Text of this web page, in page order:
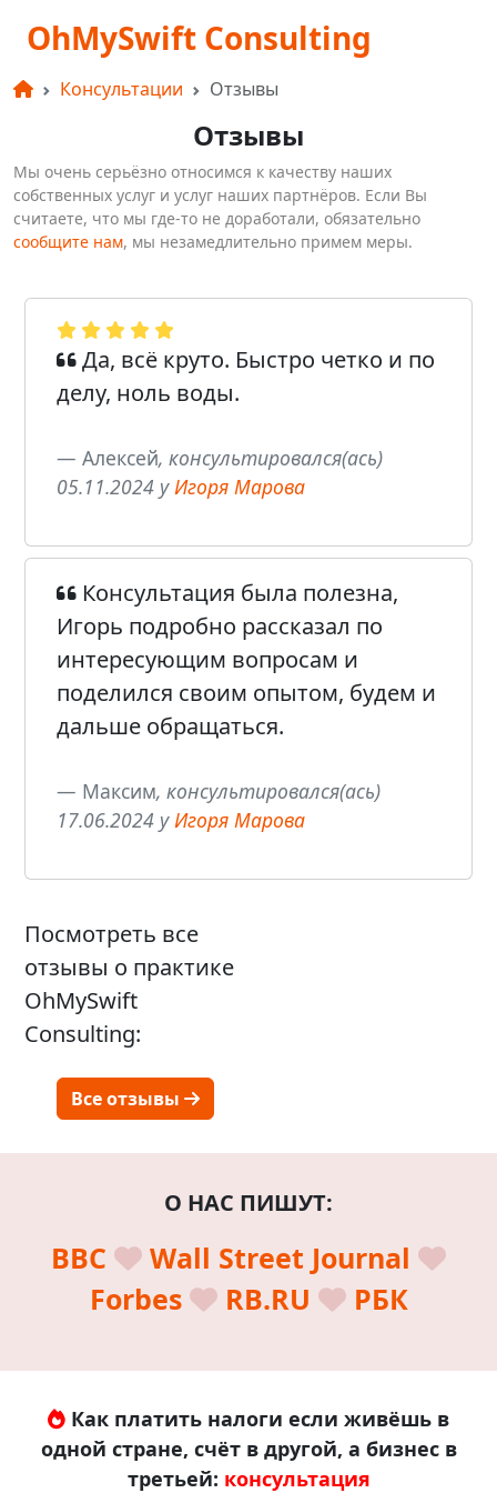
OhMySwift Consulting
Консультации Отзывы
Отзывы
Мы очень серьёзно относимся к качеству наших
собственных услуг и услуг наших партнёров. Если Вы
считаете, что мы где-то не доработали, обязательно
сообщите нам, мы незамедлительно примем меры.
Да, всё круто. Быстро четко и по
делу, ноль воды.
Алексей, консультировался(ась)
05.11.2024 уИгоря Марова
Консультация была полезна,
Игорь подробно рассказал по
интересующим вопросам и
поделился своим опытом, будем и
дальше обращаться.
Максим, консультировался(ась)
17.06.2024 уИгоря Марова
Посмотреть все
отзывы о практике
OhMySwift
Consulting:
Все отзывы
О НАС ПИШУТ:
BBC
Wall Street Journal
Forbes
RB.RU РБК
Как платить налоги если живёшь в
одной стране, счёт в другой, а бизнес в
третьей: консультация